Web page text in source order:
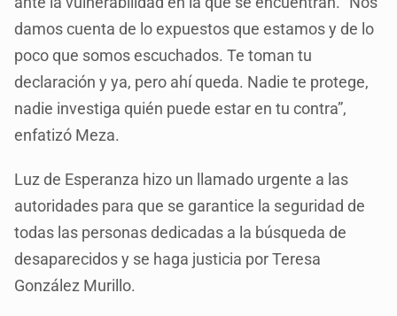
damos cuenta de lo expuestos que estamos y de lo
poco que somos escuchados. Te toman tu
declaración y ya, pero ahí queda. Nadie te protege,
nadie investiga quién puede estar en tu contra”,
enfatizó Meza.
Luz de Esperanza hizo un llamado urgente a las
autoridades para que se garantice la seguridad de
todas las personas dedicadas a la búsqueda de
desaparecidos y se haga justicia por Teresa
González Murillo.